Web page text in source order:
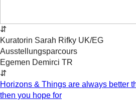
⇵
Kuratorin Sarah Rifky UK/EG
Ausstellungsparcours
Egemen Demirci TR
⇵
Horizons & Things are always better
then you hope for